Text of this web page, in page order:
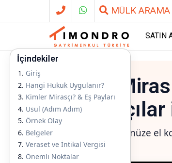
MÜLK ARAMA
SATIN
İçindekiler
Giriş
Hangi Hukuk Uygulanır?
Kimler Mirasçı? & Eş Payları
Usul (Adım Adım)
Örnek Olay
Belgeler
Veraset ve İntikal Vergisi
Önemli Noktalar
Türk
Devlet mülkünüze el
için adımlar.